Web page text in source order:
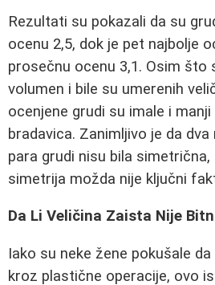
Rezultati su pokazali da su
ocenu 2,5, dok je pet najbolje
prosečnu ocenu 3,1. Osim što
volumen i bile su umerenih
ocenjene grudi su imale i
bradavica. Zanimljivo je da
para grudi nisu bila
simetrija možda nije ključni
Da Li Veličina Zaista Nije
Iako su neke žene pokušale
kroz plastične operacije, ovo